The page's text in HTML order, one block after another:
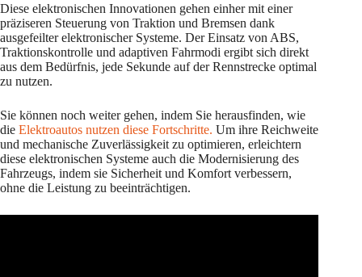
Diese elektronischen Innovationen gehen einher mit einer
präziseren Steuerung von Traktion und Bremsen dank
ausgefeilter elektronischer Systeme. Der Einsatz von ABS,
Traktionskontrolle und adaptiven Fahrmodi ergibt sich direkt
aus dem Bedürfnis, jede Sekunde auf der Rennstrecke optimal
zu nutzen.
Sie können noch weiter gehen, indem Sie herausfinden, wie
die Elektroautos nutzen diese Fortschritte. Um ihre Reichweite
und mechanische Zuverlässigkeit zu optimieren, erleichtern
diese elektronischen Systeme auch die Modernisierung des
Fahrzeugs, indem sie Sicherheit und Komfort verbessern,
ohne die Leistung zu beeinträchtigen.